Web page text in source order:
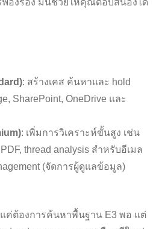
ฟ้องร้อง มันช่วยให้คุณตอบสนองได้
: สร้างเคส ค้นหาและ hold
SharePoint, OneDrive และ
: เพิ่มการวิเคราะห์ขั้นสูง เช่น
thread analysis สำหรับอีเมล
(จัดการผู้ดูแลข้อมูล)
ค่ต้องการค้นหาพื้นฐาน E3 พอ แต่